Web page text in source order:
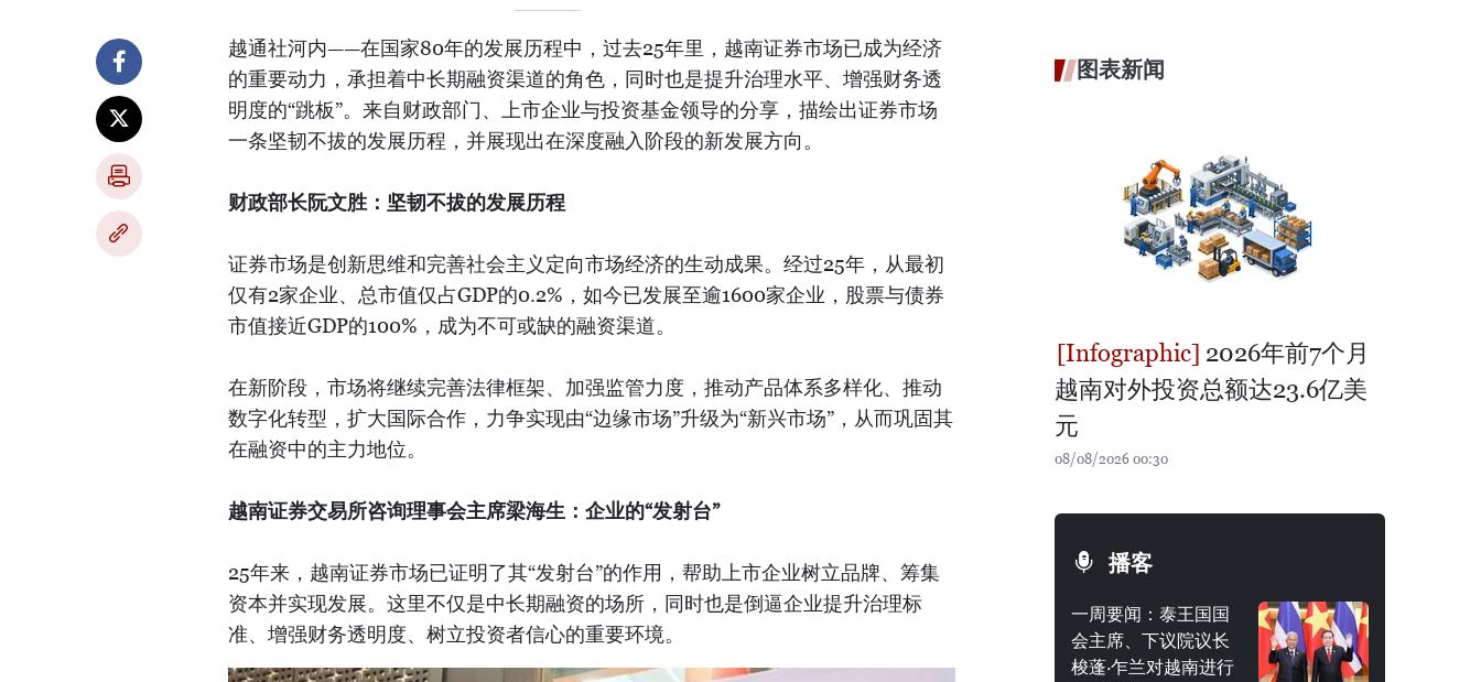
越通社河内——在国家80年的发展历程中，过去25年里，越南证券市场已成为经济
的重要动力，承担着中长期融资渠道的角色，同时也是提升治理水平、增强财务透
明度的“跳板”。来自财政部门、上市企业与投资基金领导的分享，描绘出证券市场
一条坚韧不拔的发展历程，并展现出在深度融入阶段的新发展方向。
财政部长阮文胜：坚韧不拔的发展历程
证券市场是创新思维和完善社会主义定向市场经济的生动成果。经过25年，从最初
仅有2家企业、总市值仅占GDP的0.2%，如今已发展至逾1600家企业，股票与债券
市值接近GDP的100%，成为不可或缺的融资渠道。
在新阶段，市场将继续完善法律框架、加强监管力度，推动产品体系多样化、推动
数字化转型，扩大国际合作，力争实现由“边缘市场”升级为“新兴市场”，从而巩固其
在融资中的主力地位。
越南证券交易所咨询理事会主席梁海生：企业的“发射台”
25年来，越南证券市场已证明了其“发射台”的作用，帮助上市企业树立品牌、筹集
资本并实现发展。这里不仅是中长期融资的场所，同时也是倒逼企业提升治理标
准、增强财务透明度、树立投资者信心的重要环境。
图表新闻
2026年前7个月
越南对外投资总额达23.6亿美
元
08/08/2026 00:30
播客
一周要闻：泰王国国
会主席、下议院议长
梭蓬·乍兰对越南进行